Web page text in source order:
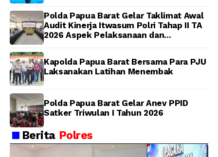
Polda Papua Barat Gelar Taklimat Awal
Audit Kinerja Itwasum Polri Tahap II TA
2026 Aspek Pelaksanaan dan
Kapolda Papua Barat Bersama Para PJU
Laksanakan Latihan Menembak
Polda Papua Barat Gelar Anev PPID
Satker Triwulan I Tahun 2026
Berita Polres